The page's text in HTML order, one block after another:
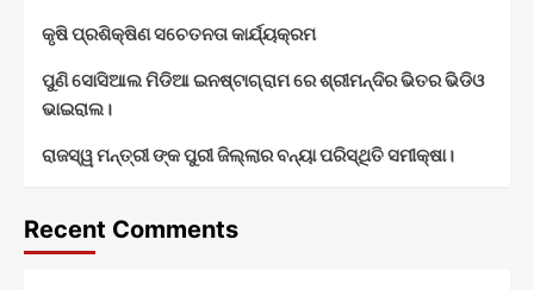
କୃଷି ପ୍ରଶିକ୍ଷିଣ ସଚେତନତା କାର୍ଯ୍ୟକ୍ରମ
ପୁଣି ସୋସିଆଲ ମିଡିଆ ଇନଷ୍ଟାଗ୍ରାମ ରେ ଶ୍ରୀମନ୍ଦିର ଭିତର ଭିଡିଓ
ଭାଇରାଲ।
ରାଜସ୍ୱ ମନ୍ତ୍ରୀ ଙ୍କ ପୁରୀ ଜିଲ୍ଲାର ବନ୍ୟା ପରିସ୍ଥିତି ସମୀକ୍ଷା।
Recent Comments